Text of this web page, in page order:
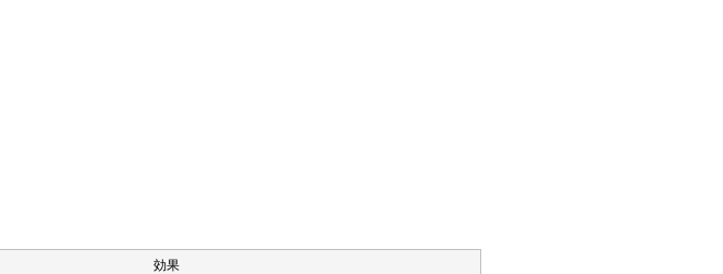
効果